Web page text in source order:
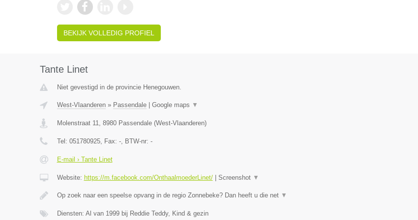
BEKIJK VOLLEDIG PROFIEL
Tante Linet
Niet gevestigd in de provincie Henegouwen.
West-Vlaanderen» Passendale| Google maps ▼
Molenstraat 11, 8980 Passendale(West-Vlaanderen)
Tel: 051780925, Fax: -, BTW-nr: -
E-mail › Tante Linet
Website: https://m.facebook.com/OnthaalmoederLinet/| Screenshot ▼
Op zoek naar een speelse opvang in de regio Zonnebeke? Dan heeft u die net ▼
Diensten: Al van 1999 bij Reddie Teddy, Kind & gezin